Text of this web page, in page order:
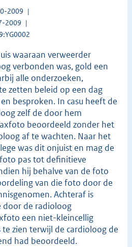
2009
2009
waaraan verweerder
verbonden was, gold een
alle onderzoeken,
zetten beleid op een dag
besproken. In casu heeft de
zelf de door hem
beoordeeld zonder het
af te wachten. Naar het
was dit onjuist en mag de
pas tot definitieve
hij behalve van de foto
van die foto door de
Achteraf is
door de radioloog
een niet-kleincellig
zien terwijl de cardioloog de
had beoordeeld.